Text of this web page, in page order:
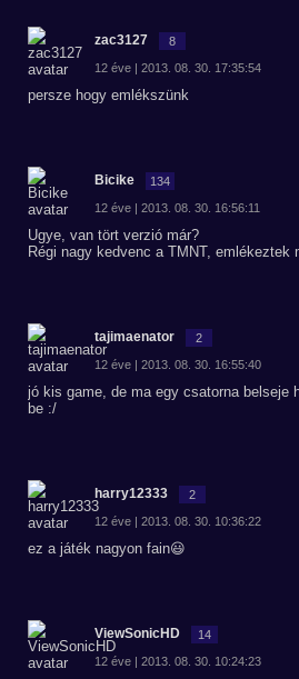
zac3127 8
12 éve | 2013. 08. 30. 17:35:54
persze hogy emlékszünk
Bicike 134
12 éve | 2013. 08. 30. 16:56:11
Ugye, van tört verzió már?
Régi nagy kedvenc a TMNT, emlékeztek
tajimaenator 2
12 éve | 2013. 08. 30. 16:55:40
jó kis game, de ma egy csatorna belseje
be :/
harry12333 2
12 éve | 2013. 08. 30. 10:36:22
ez a játék nagyon fain😃
ViewSonicHD 14
12 éve | 2013. 08. 30. 10:24:23